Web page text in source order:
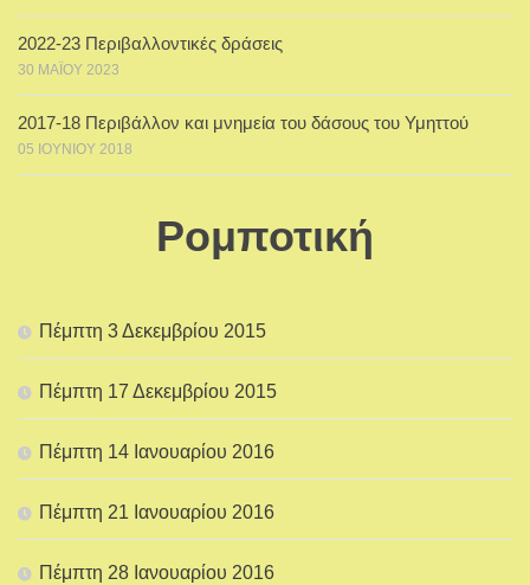
2022-23 Περιβαλλοντικές δράσεις
30 ΜΑΪ́ΟΥ 2023
2017-18 Περιβάλλον και μνημεία του δάσους του Υμηττού
05 ΙΟΥΝΊΟΥ 2018
Ρομποτική
Πέμπτη 3 Δεκεμβρίου 2015
Πέμπτη 17 Δεκεμβρίου 2015
Πέμπτη 14 Ιανουαρίου 2016
Πέμπτη 21 Ιανουαρίου 2016
Πέμπτη 28 Ιανουαρίου 2016